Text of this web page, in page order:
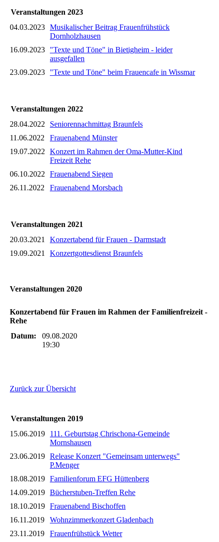
Veranstaltungen 2023
04.03.2023 Musikalischer Beitrag Frauenfrühstück
Dornholzhausen
16.09.2023
"Texte und Töne" in Bietigheim - leider
ausgefallen
23.09.2023
"Texte und Töne" beim Frauencafe in Wissmar
Veranstaltungen 2022
28.04.2022
Seniorennachmittag Braunfels
11.06.2022
Frauenabend Münster
19.07.2022
Konzert im Rahmen der Oma-Mutter-Kind
Freizeit Rehe
06.10.2022
Frauenabend Siegen
26.11.2022
Frauenabend Morsbach
Veranstaltungen 2021
20.03.2021
Konzertabend für Frauen - Darmstadt
19.09.2021
Konzertgottesdienst Braunfels
Veranstaltungen 2020
Konzertabend für Frauen im Rahmen der Familienfreizeit -
Rehe
Datum:
09.08.2020
19:30
Zurück zur Übersicht
Veranstaltungen 2019
15.06.2019
111. Geburtstag Chrischona-Gemeinde
Mornshausen
23.06.2019 Release Konzert "Gemeinsam unterwegs"
P.Menger
18.08.2019 Familienforum EFG Hüttenberg
14.09.2019 Bücherstuben-Treffen Rehe
18.10.2019 Frauenabend Bischoffen
16.11.2019
Wohnzimmerkonzert Gladenbach
23.11.2019
Frauenfrühstück Wetter